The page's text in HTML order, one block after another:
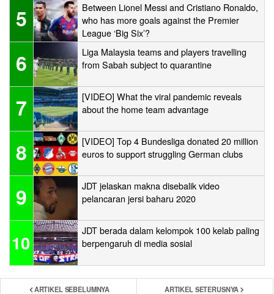
5
Between Lionel Messi and Cristiano Ronaldo,
who has more goals against the Premier
League ‘Big Six’?
6
Liga Malaysia teams and players travelling
from Sabah subject to quarantine
7
[VIDEO] What the viral pandemic reveals
about the home team advantage
8
[VIDEO] Top 4 Bundesliga donated 20 million
euros to support struggling German clubs
9
JDT jelaskan makna disebalik video
pelancaran jersi baharu 2020
10
JDT berada dalam kelompok 100 kelab paling
berpengaruh di media sosial
ARTIKEL SEBELUMNYA ARTIKEL SETERUSNYA